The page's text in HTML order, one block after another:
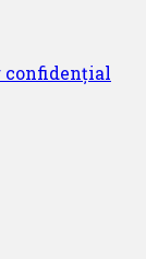
confidențial